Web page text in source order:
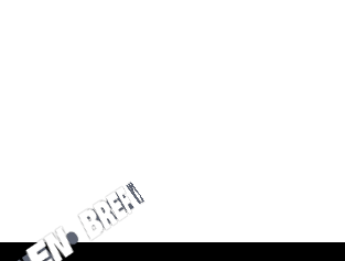
B
R
E
F
•
E
N
B
R
E
F
•
E
N